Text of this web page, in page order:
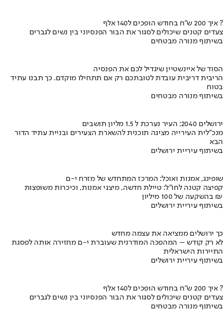
איך 200 ש"ח בחודש הופכים ל140 אלף ?
צעדים קטנים שיכולים לסגור את הבור הפנסיוני בין נשים לגברים
בשיתוף מנורה מבטחים
הסוד של איינשטיין שיגדיל לכם את הפנסיה
הריבית דריבית עובדת לטובתכם רק אם תתחילו מוקדם. כך תבנו עתיד
בטוח
בשיתוף מנורה מבטחים
ירושלים 2040: העיר נערכת ל 1.5 מליון תושבים
מנכ"לית העירייה מציגה תוכנית להשארת הצעירים ובניית עתיד הדור
הבא
בשיתוף עיריית ירושלים
שופינג, אמנות ואוכל: המרכז המתחדש של מזרח י-ם
קפיצה קטנה לחו"ל: טיילת חדשה, מיצגי אמנות, וכיכרות משופצות
בהשקעה של 100 מיליון ₪
בשיתוף עיריית ירושלים
כך ירושלים ממציאה את עצמה מחדש
לא רק קודש – המהפכה המודרנית שעוברת י-ם מחזירה אותה לפסגת
התיירות הישראלית
בשיתוף עיריית ירושלים
איך 200 ש"ח בחודש הופכים ל140 אלף ?
צעדים קטנים שיכולים לסגור את הבור הפנסיוני בין נשים לגברים
בשיתוף מנורה מבטחים